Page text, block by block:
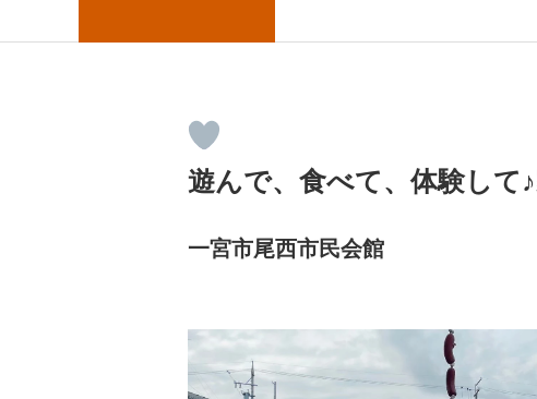
遊んで、食べて、体験して
一宮市尾西市民会館